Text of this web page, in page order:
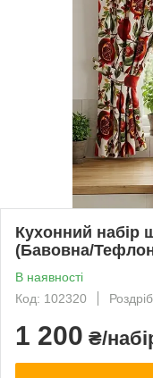
Кухонний набір
(Бавовна/
В наявності
Код: 102320
Роздріб
1 200 ₴/